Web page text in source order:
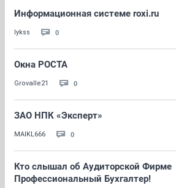
Информационная системе roxi.ru
lykss 0
Окна РОСТА
Grovalle21 0
ЗАО НПК «Эксперт»
MAIKL666 0
Кто слышал об Аудиторской Фирме
Профессиональный Бухгалтер!